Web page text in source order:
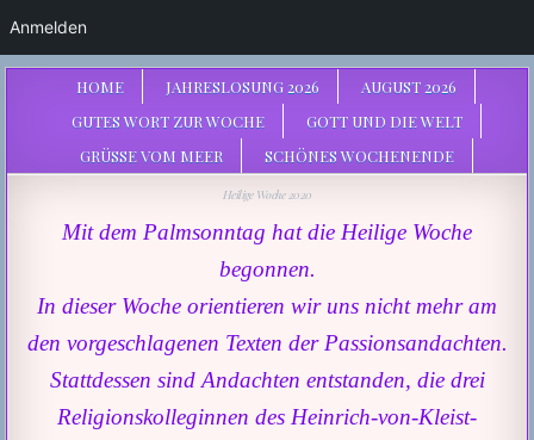
HOME JAHRESLOSUNG 2026
AUGUST 2026
GUTES WORT ZUR WOCHE
GOTT UND DIE WELT
GRÜSSE VOM MEER
SCHÖNES WOCHENENDE
Heilige Woche 2020
Mit dem Palmsonntag hat die Heilige Woche
begonnen.
In dieser Woche orientieren wir uns nicht mehr am
den vorgeschlagenen Texten der Passionsandachten.
Stattdessen sind Andachten entstanden, die drei
Religionskolleginnen des Heinrich-von-Kleist-
Anmelden